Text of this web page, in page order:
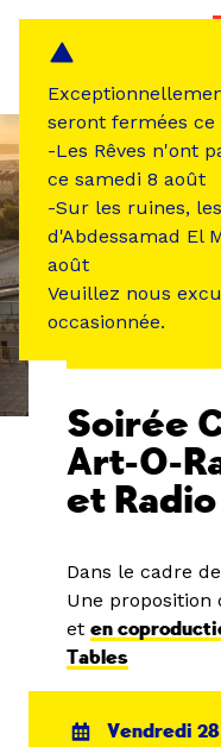
Soirée
Art-O-
et
Dans le cadre de
Une proposition
et en
Tables
Vendredi
seront fermées ce
-Les Rêves n'ont
ce samedi 8 août
-Sur les ruines,
d'Abdessamad El
août
Veuillez nous
occasionnée.
Panneau de gestion